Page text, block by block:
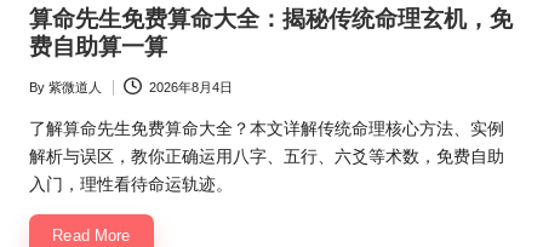
历
阴
查
询
_2ebc.com
算命先生免费算命大全：揭秘传统命理玄机，免
费自助算一算
Posted
by
By 紫微道人 2026年8月4日
了解算命先生免费算命大全？本文详解传统命理核心方法、实例
解析与误区，教你正确运用八字、五行、六爻等术数，免费自助
入门，理性看待命运轨迹。
Read More